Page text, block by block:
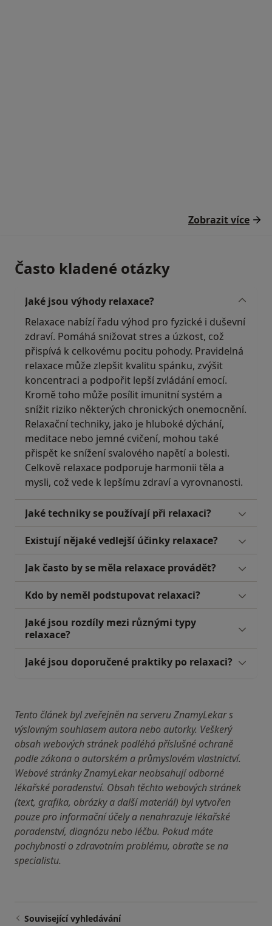
Zobrazit více
Často kladené otázky
Jaké jsou výhody relaxace?
Relaxace nabízí řadu výhod pro fyzické i duševní
zdraví. Pomáhá snižovat stres a úzkost, což
přispívá k celkovému pocitu pohody. Pravidelná
relaxace může zlepšit kvalitu spánku, zvýšit
koncentraci a podpořit lepší zvládání emocí.
Kromě toho může posílit imunitní systém a
snížit riziko některých chronických onemocnění.
Relaxační techniky, jako je hluboké dýchání,
meditace nebo jemné cvičení, mohou také
přispět ke snížení svalového napětí a bolesti.
Celkově relaxace podporuje harmonii těla a
mysli, což vede k lepšímu zdraví a vyrovnanosti.
Jaké techniky se používají při relaxaci?
Existují nějaké vedlejší účinky relaxace?
Jak často by se měla relaxace provádět?
Kdo by neměl podstupovat relaxaci?
Jaké jsou rozdíly mezi různými typy
relaxace?
Jaké jsou doporučené praktiky po relaxaci?
Tento článek byl zveřejněn na serveru ZnamyLekar s
výslovným souhlasem autora nebo autorky. Veškerý
obsah webových stránek podléhá příslušné ochraně
podle zákona o autorském a průmyslovém vlastnictví.
Webové stránky ZnamyLekar neobsahují odborné
lékařské poradenství. Obsah těchto webových stránek
(text, grafika, obrázky a další materiál) byl vytvořen
pouze pro informační účely a nenahrazuje lékařské
poradenství, diagnózu nebo léčbu. Pokud máte
pochybnosti o zdravotním problému, obraťte se na
specialistu.
Související vyhledávání